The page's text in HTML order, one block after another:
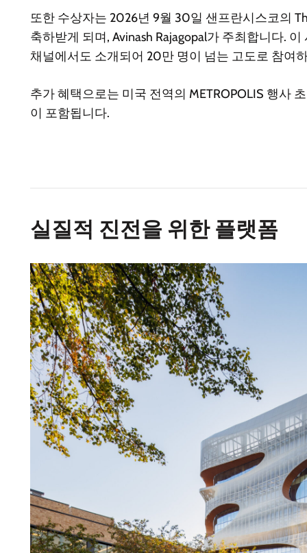
또한 수상자는 2026년 9월 30일 샌프란시스코의
축하받게 되며, Avinash Rajagopal가 주최합니다.
채널에서도 소개되어 20만 명이 넘는 고도로 참여
추가 혜택으로는 미국 전역의 METROPOLIS 행사
이 포함됩니다.
실질적 진전을 위한 플랫폼